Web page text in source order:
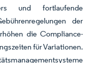
und fortlaufende
der
die Compliance-
für Variationen.